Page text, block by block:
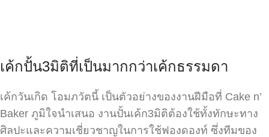
เค้กปั้น3มิติที่เป็นมากกว่าเค้กธรรมดา
เค้กวันเกิด โอมภวัตนี้ เป็นตัวอย่างของงานฝีมือที่ Cake n’
Baker ภูมิใจนำเสนอ งานปั้นเค้ก3มิติต้องใช้ทั้งทักษะทาง
ศิลปะและความเชี่ยวชาญในการใช้ฟองดองท์ ซึ่งทีมของ